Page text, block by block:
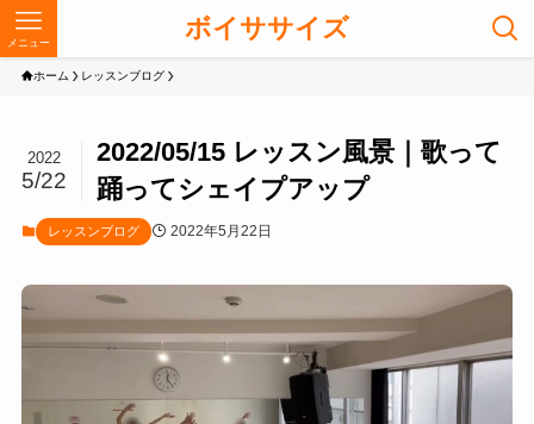
ボイササイズ
メニュー
ホーム レッスンブログ
2022/05/15 レッスン風景｜歌って
踊ってシェイプアップ
2022
5/22
レッスンブログ 2022年5月22日